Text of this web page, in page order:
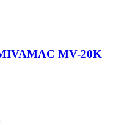
MV-20K